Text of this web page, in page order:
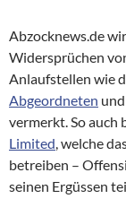
Abzocknews.de
Widersprüchen
Anlaufstellen wie
Abgeordneten
vermerkt. So auch
Limited, welche
betreiben –
seinen Ergüssen